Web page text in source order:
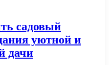
садовый
уютной и
дачи